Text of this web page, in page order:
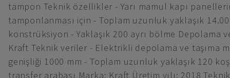
tampon Teknik özellikler - Yarı mamul kapı
tamponlanması için - Toplam uzunluk yaklaşık
konstrüksiyon - Yaklaşık 200 ayrı bölme Depolama
Kraft Teknik veriler - Elektrikli depolama ve taşıma
genişliği 1000 mm - Toplam uzunluk yaklaşık 120
transfer arabası Marka: Kraft Üretim yılı: 2018